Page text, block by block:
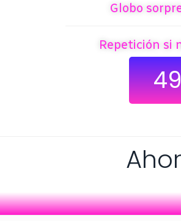
Globo
Repetición si